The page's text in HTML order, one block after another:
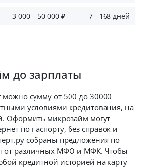
3 000 – 50 000 ₽ 7 - 168 дней
до зарплаты
можно сумму от 500 до 30000
условиями кредитования, на
Оформить микрозайм могут
по паспорту, без справок и
собраны предложения по
от различных МФО и МФК. Чтобы
кредитной историей на карту